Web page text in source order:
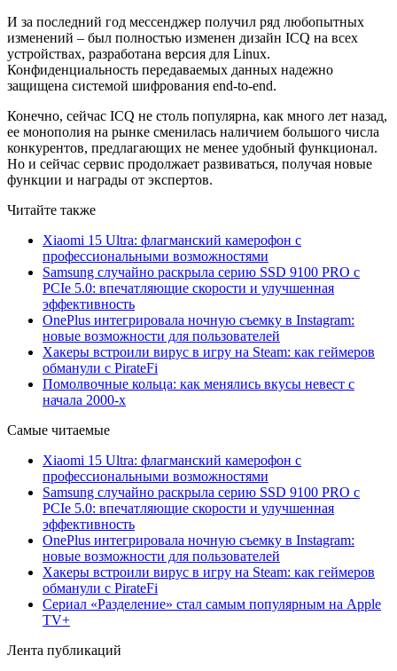
И за последний год мессенджер получил ряд любопытных
изменений – был полностью изменен дизайн ICQ на всех
устройствах, разработана версия для Linux.
Конфиденциальность передаваемых данных надежно
защищена системой шифрования end-to-end.
Конечно, сейчас ICQ не столь популярна, как много лет назад,
ее монополия на рынке сменилась наличием большого числа
конкурентов, предлагающих не менее удобный функционал.
Но и сейчас сервис продолжает развиваться, получая новые
функции и награды от экспертов.
Читайте также
Xiaomi 15 Ultra: флагманский камерофон с
профессиональными возможностями
Samsung случайно раскрыла серию SSD 9100 PRO с
PCIe 5.0: впечатляющие скорости и улучшенная
эффективность
OnePlus интегрировала ночную съемку в Instagram:
новые возможности для пользователей
Хакеры встроили вирус в игру на Steam: как геймеров
обманули с PirateFi
Помолвочные кольца: как менялись вкусы невест с
начала 2000-х
Самые читаемые
Xiaomi 15 Ultra: флагманский камерофон с
профессиональными возможностями
Samsung случайно раскрыла серию SSD 9100 PRO с
PCIe 5.0: впечатляющие скорости и улучшенная
эффективность
OnePlus интегрировала ночную съемку в Instagram:
новые возможности для пользователей
Хакеры встроили вирус в игру на Steam: как геймеров
обманули с PirateFi
Сериал «Разделение» стал самым популярным на Apple
TV+
Лента публикаций